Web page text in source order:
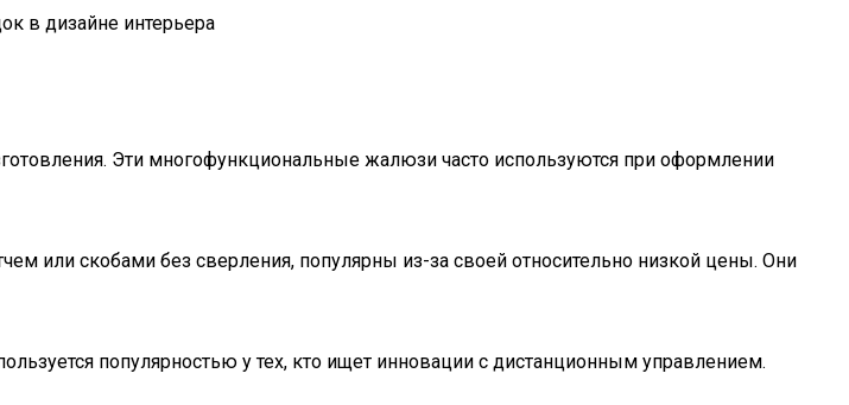
в дизайне интерьера
Эти многофункциональные жалюзи часто используются при оформлении
скобами без сверления, популярны из-за своей относительно низкой цены. Они
популярностью у тех, кто ищет инновации с дистанционным управлением.